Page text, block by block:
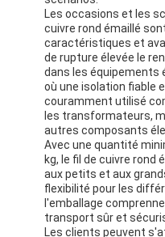
fil de litz
Fil magnétique à
Les occasions et les
cuivre rond émaillé
caractéristiques et
de rupture élevée le
dans les équipements
où une isolation fiable
couramment utilisé
les transformateurs,
autres composants
Avec une quantité
kg, le fil de cuivre rond
aux petits et aux
flexibilité pour les
l'emballage
transport sûr et
Les clients peuvent